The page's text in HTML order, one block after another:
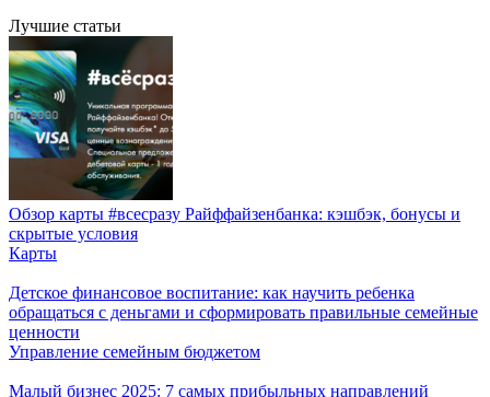
Лучшие статьи
Обзор карты #всесразу Райффайзенбанка: кэшбэк, бонусы и
скрытые условия
Карты
Детское финансовое воспитание: как научить ребенка
обращаться с деньгами и сформировать правильные семейные
ценности
Управление семейным бюджетом
Малый бизнес 2025: 7 самых прибыльных направлений